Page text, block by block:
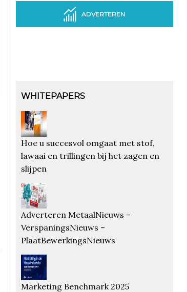
ADVERTEREN
WHITEPAPERS
Hoe u succesvol omgaat met stof,
lawaai en trillingen bij het zagen en
slijpen
Adverteren MetaalNieuws –
VerspaningsNieuws –
PlaatBewerkingsNieuws
Marketing Benchmark 2025